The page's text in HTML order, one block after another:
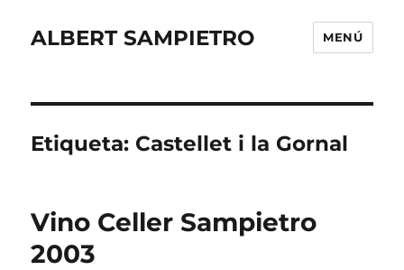
ALBERT SAMPIETRO MENÚ
Etiqueta: Castellet i la Gornal
Vino Celler Sampietro
2003